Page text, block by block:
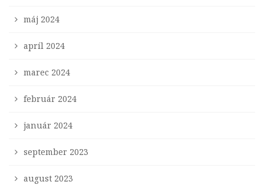
máj 2024
apríl 2024
marec 2024
február 2024
január 2024
september 2023
august 2023